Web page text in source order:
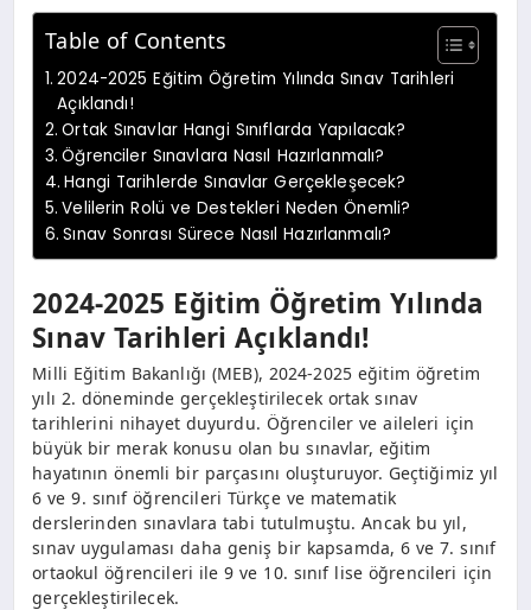
Table of Contents
2024-2025 Eğitim Öğretim Yılında Sınav Tarihleri
Açıklandı!
Ortak Sınavlar Hangi Sınıflarda Yapılacak?
Öğrenciler Sınavlara Nasıl Hazırlanmalı?
Hangi Tarihlerde Sınavlar Gerçekleşecek?
Velilerin Rolü ve Destekleri Neden Önemli?
Sınav Sonrası Sürece Nasıl Hazırlanmalı?
2024-2025 Eğitim Öğretim Yılında
Sınav Tarihleri Açıklandı!
Milli Eğitim Bakanlığı (MEB), 2024-2025 eğitim öğretim
yılı 2. döneminde gerçekleştirilecek ortak sınav
tarihlerini nihayet duyurdu. Öğrenciler ve aileleri için
büyük bir merak konusu olan bu sınavlar, eğitim
hayatının önemli bir parçasını oluşturuyor. Geçtiğimiz yıl
6 ve 9. sınıf öğrencileri Türkçe ve matematik
derslerinden sınavlara tabi tutulmuştu. Ancak bu yıl,
sınav uygulaması daha geniş bir kapsamda, 6 ve 7. sınıf
ortaokul öğrencileri ile 9 ve 10. sınıf lise öğrencileri için
gerçekleştirilecek.